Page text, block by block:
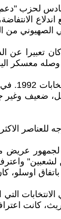
لحزب "دعم"،
ومع اندلاع
الصهيوني
تعبيرا عن
معسكر
ضعيف
لجمهور
اوسلو،
كانت